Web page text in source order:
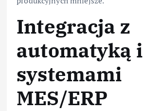
Integracja z
automatyką i
systemami
MES/ERP